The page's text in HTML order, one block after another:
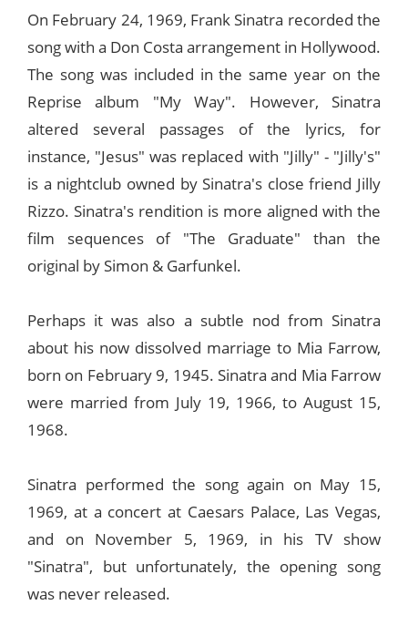
On February 24, 1969, Frank Sinatra recorded the
song with a Don Costa arrangement in Hollywood.
The song was included in the same year on the
Reprise album "My Way". However, Sinatra
altered several passages of the lyrics, for
instance, "Jesus" was replaced with "Jilly" - "Jilly's"
is a nightclub owned by Sinatra's close friend Jilly
Rizzo. Sinatra's rendition is more aligned with the
film sequences of "The Graduate" than the
original by Simon & Garfunkel.
Perhaps it was also a subtle nod from Sinatra
about his now dissolved marriage to Mia Farrow,
born on February 9, 1945. Sinatra and Mia Farrow
were married from July 19, 1966, to August 15,
1968.
Sinatra performed the song again on May 15,
1969, at a concert at Caesars Palace, Las Vegas,
and on November 5, 1969, in his TV show
"Sinatra", but unfortunately, the opening song
was never released.